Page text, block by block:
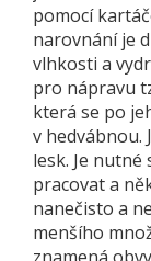
pomocí
narovnání je
vlhkosti a
pro nápravu
která se po
v hedvábnou.
lesk. Je
pracovat a
nanečisto a
menšího